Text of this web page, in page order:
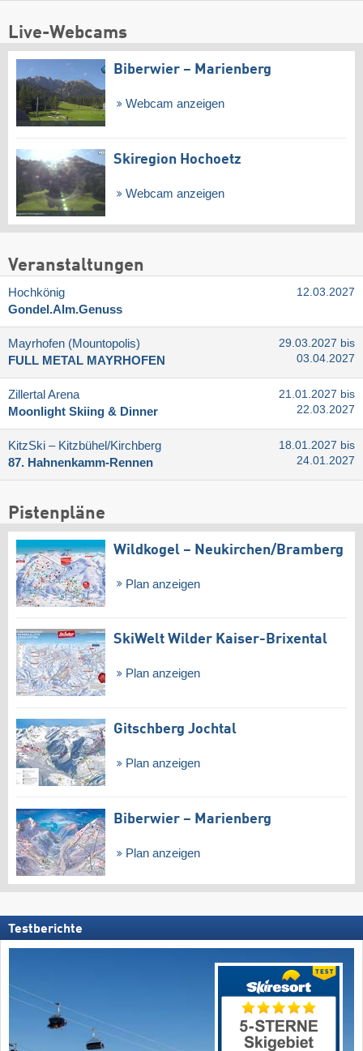
Live-Webcams
Biberwier – Marienberg
Webcam anzeigen
Skiregion Hochoetz
Webcam anzeigen
Veranstaltungen
Hochkönig
Gondel.Alm.Genuss
12.03.2027
Mayrhofen (Mountopolis)
FULL METAL MAYRHOFEN
29.03.2027 bis
03.04.2027
Zillertal Arena
Moonlight Skiing & Dinner
21.01.2027 bis
22.03.2027
KitzSki – Kitzbühel/​Kirchberg
87. Hahnenkamm-Rennen
18.01.2027 bis
24.01.2027
Pistenpläne
Wildkogel – Neukirchen/​Bramberg
Plan anzeigen
SkiWelt Wilder Kaiser-Brixental
Plan anzeigen
Gitschberg Jochtal
Plan anzeigen
Biberwier – Marienberg
Plan anzeigen
Testberichte